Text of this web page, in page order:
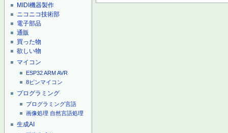
MIDI機器製作
ニコニコ技術部
電子部品
通販
買った物
欲しい物
マイコン
ESP32ARMAVR
8ピンマイコン
プログラミング
プログラミング言語
画像処理 自然言語処理
生成AI